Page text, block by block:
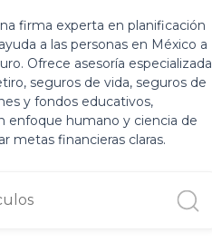
firma experta en planificación
a las personas en México a
Ofrece asesoría especializada
seguros de vida, seguros de
y fondos educativos,
enfoque humano y ciencia de
metas financieras claras.